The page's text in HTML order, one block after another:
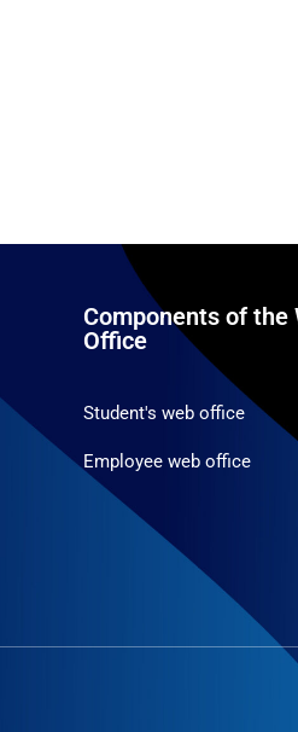
Components of the
Office
Student's web office
Employee web office